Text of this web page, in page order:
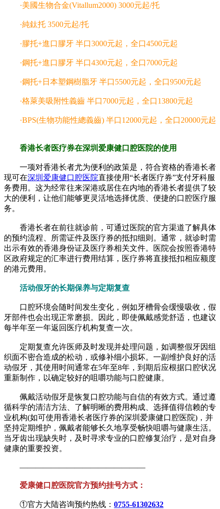
·美國生物合金(Vitallum2000) 3000元起/托
·純鈦托 3500元起/托
·膠托+進口膠牙 半口3000元起，全口4500元起
·鋼托+進口膠牙 半口4300元起，全口7000元起
·鋼托+日本塑鋼樹脂牙 半口5500元起，全口9500元起
·格萊美吸附性義齒 半口7000元起，全口13800元起
·BPS(生物功能性總義齒) 半口12000元起，全口20000元起
香港长者医疗券在深圳爱康健口腔医院的使用
一项对香港长者尤为便利的政策是，符合资格的香港长者
现可在深圳爱康健口腔医院直接使用“长者医疗券”支付牙科服
务费用。这为经常往来深港或居住在内地的香港长者提供了较
大的便利，让他们能够更灵活地选择优质、便捷的口腔医疗服
务。
香港长者在前往就诊前，可通过医院的官方渠道了解具体
的预约流程、所需证件及医疗券的抵扣细则。通常，就诊时需
出示有效的香港身份证及医疗券相关文件。医院会按照香港特
区政府规定的汇率进行费用结算，医疗券将直接抵扣相应额度
的港元费用。
活动假牙的长期保养与定期复查
口腔环境会随时间发生变化，例如牙槽骨会缓慢吸收，假
牙部件也会出现正常磨损。因此，即使佩戴感觉舒适，也建议
每半年至一年返回医疗机构复查一次。
定期复查允许医师及时发现并处理问题，如调整假牙因组
织面不密合造成的松动，或修补细小损坏。一副维护良好的活
动假牙，其使用时间通常在5年至8年，到期后应根据口腔状况
重新制作，以确定较好的咀嚼功能与口腔健康。
佩戴活动假牙是恢复口腔功能与自信的有效方式。通过遵
循科学的清洁方法、了解明晰的费用构成、选择值得信赖的专
业机构(如可使用香港长者医疗券的深圳爱康健口腔医院)，并
坚持定期维护，佩戴者能够长久地享受畅快咀嚼与健康生活。
当牙齿出现缺失时，及时寻求专业的口腔修复治疗，是对自身
健康的重要投资。
————————————————
爱康健口腔医院官方预约挂号方式：
①官方大陆咨询预约热线： 0755-61302632